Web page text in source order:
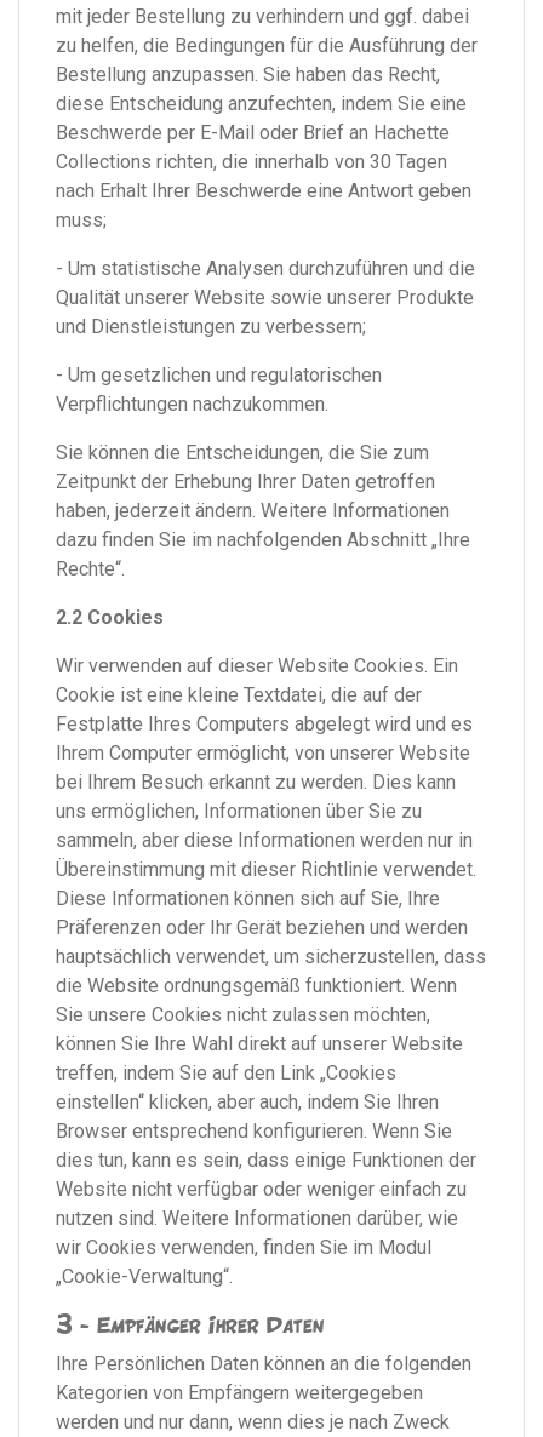
mit jeder Bestellung zu verhindern und ggf. dabei
zu helfen, die Bedingungen für die Ausführung der
Bestellung anzupassen. Sie haben das Recht,
diese Entscheidung anzufechten, indem Sie eine
Beschwerde per E-Mail oder Brief an Hachette
Collections richten, die innerhalb von 30 Tagen
nach Erhalt Ihrer Beschwerde eine Antwort geben
muss;
- Um statistische Analysen durchzuführen und die
Qualität unserer Website sowie unserer Produkte
und Dienstleistungen zu verbessern;
- Um gesetzlichen und regulatorischen
Verpflichtungen nachzukommen.
Sie können die Entscheidungen, die Sie zum
Zeitpunkt der Erhebung Ihrer Daten getroffen
haben, jederzeit ändern. Weitere Informationen
dazu finden Sie im nachfolgenden Abschnitt „Ihre
Rechte“.
2.2 Cookies
Wir verwenden auf dieser Website Cookies. Ein
Cookie ist eine kleine Textdatei, die auf der
Festplatte Ihres Computers abgelegt wird und es
Ihrem Computer ermöglicht, von unserer Website
bei Ihrem Besuch erkannt zu werden. Dies kann
uns ermöglichen, Informationen über Sie zu
sammeln, aber diese Informationen werden nur in
Übereinstimmung mit dieser Richtlinie verwendet.
Diese Informationen können sich auf Sie, Ihre
Präferenzen oder Ihr Gerät beziehen und werden
hauptsächlich verwendet, um sicherzustellen, dass
die Website ordnungsgemäß funktioniert. Wenn
Sie unsere Cookies nicht zulassen möchten,
können Sie Ihre Wahl direkt auf unserer Website
treffen, indem Sie auf den Link „Cookies
einstellen“ klicken, aber auch, indem Sie Ihren
Browser entsprechend konfigurieren. Wenn Sie
dies tun, kann es sein, dass einige Funktionen der
Website nicht verfügbar oder weniger einfach zu
nutzen sind. Weitere Informationen darüber, wie
wir Cookies verwenden, finden Sie im Modul
„Cookie-Verwaltung“.
3 - Empfänger Ihrer Daten
Ihre Persönlichen Daten können an die folgenden
Kategorien von Empfängern weitergegeben
werden und nur dann, wenn dies je nach Zweck